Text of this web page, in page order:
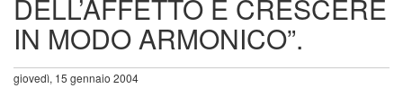
DELL’AFFETTO E CRESCERE
IN MODO ARMONICO”.
giovedì, 15 gennaio 2004